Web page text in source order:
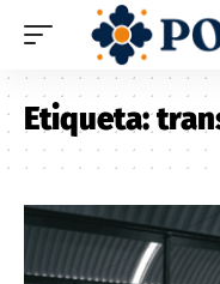
Etiqueta: